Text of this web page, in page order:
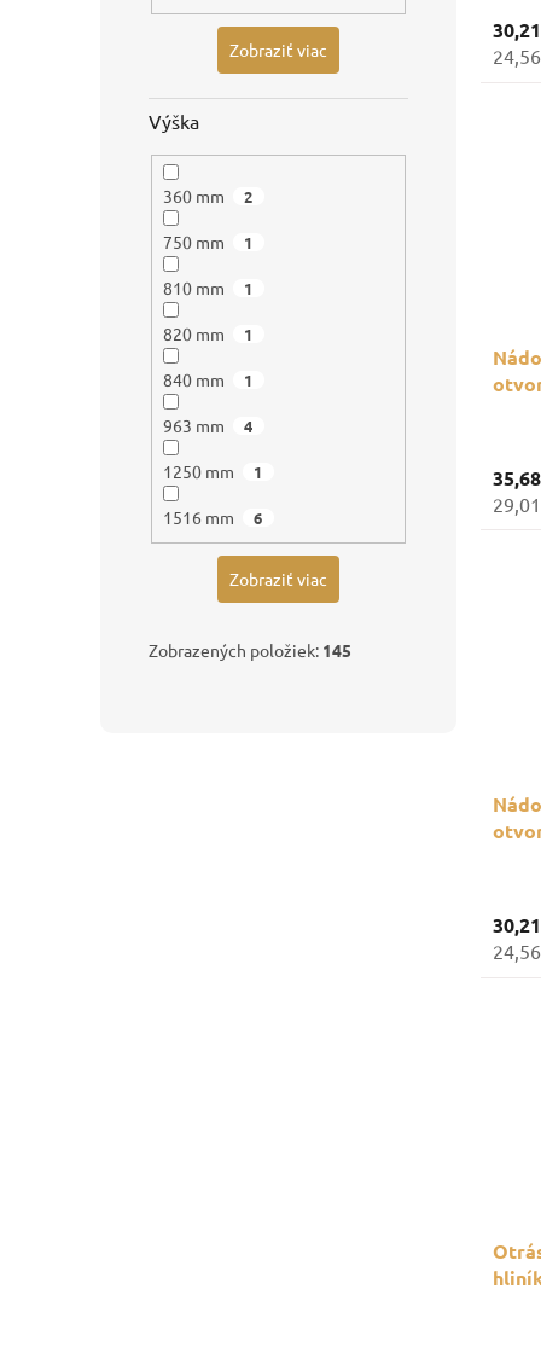
Zobraziť viac
Výška
360 mm 2
750 mm 1
810 mm 1
820 mm 1
840 mm 1
963 mm 4
1250 mm 1
1516 mm 6
Zobraziť viac
Zobrazených položiek: 145